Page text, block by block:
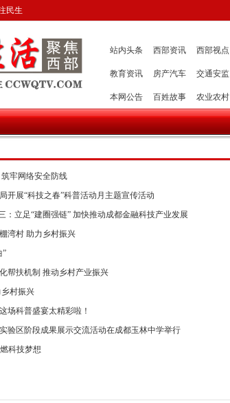
民生
站内头条 西部资讯 西部视点
教育资讯 房产汽车 交通安监
本网公告 百姓故事 农业农村
牢网络安全防线
开展“科技之春”科普活动月主题宣传活动
：立足“建圈强链” 加快推动成都金融科技产业发展
湾村 助力乡村振兴
”
帮扶机制 推动乡村产业振兴
村振兴
场科普盛宴太精彩啦！
验区阶段成果展示交流活动在成都玉林中学举行
科技梦想